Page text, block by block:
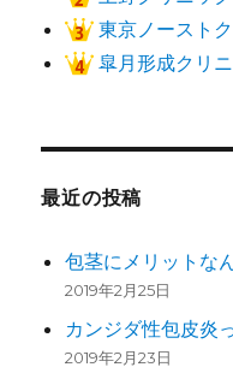
東京ノースト
皐月形成クリ
最近の投稿
包茎にメリットな
2019年2月25日
カンジダ性包皮炎
2019年2月23日